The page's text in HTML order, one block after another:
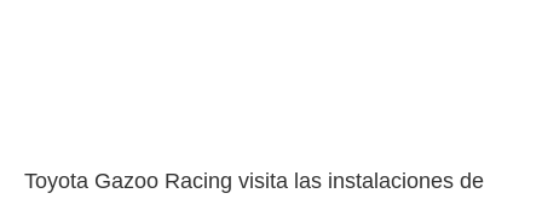
Toyota Gazoo Racing visita las instalaciones de